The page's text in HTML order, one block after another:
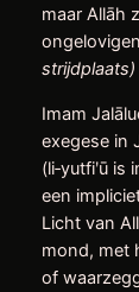
maar Allāh
strijdplaats)
Imam
exegese in
(li‑yutfiʹū
een
Licht van
mond, met
of